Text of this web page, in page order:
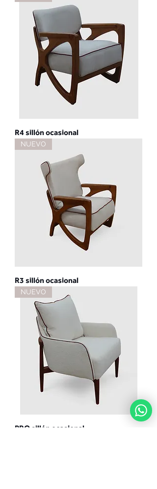
R4 sillón ocasional
NUEVO
R3 sillón ocasional
NUEVO
PRO sillón ocasional